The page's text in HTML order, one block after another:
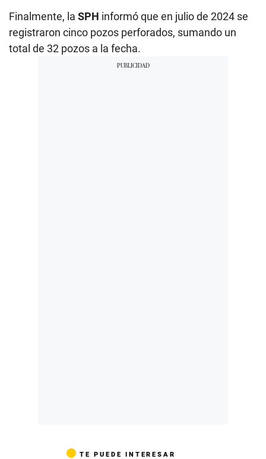
Finalmente, la SPH informó que en julio de 2024 se
registraron cinco pozos perforados, sumando un
total de 32 pozos a la fecha.
TE PUEDE INTERESAR